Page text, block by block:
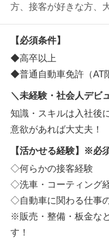
方、接客が好きな方、
【必須条件】
◆高卒以上
◆普通自動車免許（AT
＼未経験・社会人デビ
知識・スキルは入社後
意欲があれば大丈夫！
【活かせる経験】※必
◇何らかの接客経験
◇洗車・コーティング
◇自動車に関わる仕事
※販売・整備・板金な
す！